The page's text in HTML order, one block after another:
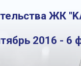
ЖК
2016 - 6